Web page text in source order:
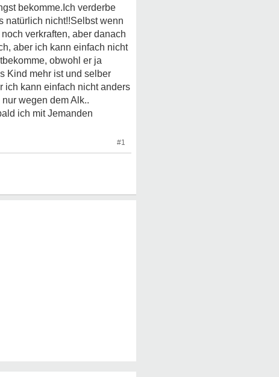
bekomme.Ich verderbe
natürlich nicht!!Selbst wenn
verkraften, aber danach
aber ich kann einfach nicht
obwohl er ja
Kind mehr ist und selber
ich kann einfach nicht anders
wegen dem Alk..
ich mit Jemanden
#1